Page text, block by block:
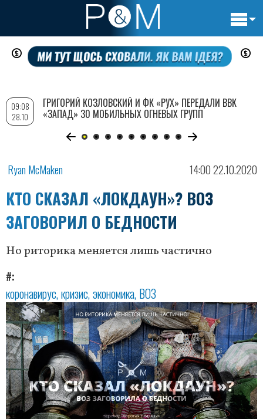
Перейти
содержанию
Ryan McMaken 14:00 22.10.2020
КТО СКАЗАЛ «ЛОКДАУН»? ВОЗ
ЗАГОВОРИЛ О БЕДНОСТИ
Но риторика меняется лишь частично
#
коронавирус кризис экономика ВОЗ
09:08
28.10
ГРИГОРИЙ КОЗЛОВСКИЙ И ФК «РУХ» ПЕРЕДАЛИ ВВК
«ЗАПАД» 30 МОБИЛЬНЫХ ОГНЕВЫХ ГРУПП